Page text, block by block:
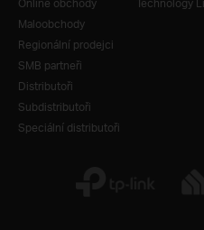
Online obchody
Maloobchody
Regionální prodejci
SMB partneři
Distributoři
Subdistributoři
Speciální distributoři
Technology